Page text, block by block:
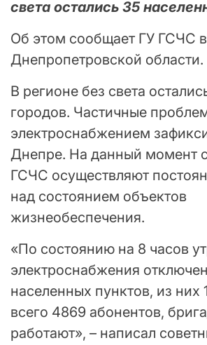
света остались 35
Об этом сообщает ГУ ГСЧС в
Днепропетровской области.
В регионе без света
городов. Частичные
электроснабжением
Днепре. На данный момент
ГСЧС осуществляют
над состоянием объектов
жизнеобеспечения.
«По состоянию на 8 часов
электроснабжения
населенных пунктов, из них
всего 4869 абонентов,
работают», – написал